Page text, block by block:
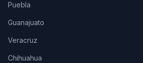
Puebla
Guanajuato
Veracruz
Chihuahua